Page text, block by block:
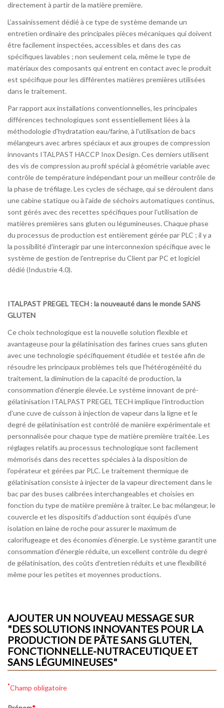
directement à partir de la matière première.
L’assainissement dédié à ce type de système demande un
entretien ordinaire des principales pièces mécaniques qui doivent
être facilement inspectées, accessibles et dans des cas
spécifiques lavables ; non seulement cela, même le type de
matériaux des composants qui entrent en contact avec le produit
est spécifique pour les différentes matières premières utilisées
dans le traitement.
Par rapport aux installations conventionnelles, les principales
différences technologiques sont essentiellement liées à la
méthodologie d'hydratation eau/farine, à l'utilisation de bacs
mélangeurs avec arbres spéciaux et aux groupes de compression
innovants ITALPAST HACCP Inox Design. Ces derniers utilisent
des vis de compression au profil spécial à géométrie variable avec
contrôle de température indépendant pour un meilleur contrôle de
la phase de tréfilage. Les cycles de séchage, qui se déroulent dans
une cabine statique ou à l'aide de séchoirs automatiques continus,
sont gérés avec des recettes spécifiques pour l'utilisation de
matières premières sans gluten ou légumineuses. Chaque phase
du processus de production est entièrement gérée par PLC ; il y a
la possibilité d'interagir par une interconnexion spécifique avec le
système de gestion de l'entreprise du Client par PC et logiciel
dédié (Industrie 4.0).
ITALPAST PREGEL TECH : la nouveauté dans le monde SANS
GLUTEN
Ce choix technologique est la nouvelle solution flexible et
avantageuse pour la gélatinisation des farines crues sans gluten
avec une technologie spécifiquement étudiée et testée afin de
résoudre les principaux problèmes tels que l’hétérogénéité du
traitement, la diminution de la capacité de production, la
consommation d'énergie élevée. Le système innovant de pré-
gélatinisation ITALPAST PREGEL TECH implique l’introduction
d'une cuve de cuisson à injection de vapeur dans la ligne et le
degré de gélatinisation est contrôlé de manière expérimentale et
personnalisée pour chaque type de matière première traitée. Les
réglages relatifs au processus technologique sont facilement
mémorisés dans des recettes spéciales à la disposition de
l'opérateur et gérées par PLC. Le traitement thermique de
gélatinisation consiste à injecter de la vapeur directement dans le
bac par des buses calibrées interchangeables et choisies en
fonction du type de matière première à traiter. Le bac mélangeur, le
couvercle et les dispositifs d'adduction sont équipés d'une
isolation en laine de roche pour assurer le maximum de
calorifugeage et des économies d'énergie. Le système garantit une
consommation d'énergie réduite, un excellent contrôle du degré
de gélatinisation, des coûts d’entretien réduits et une flexibilité
même pour les petites et moyennes productions.
AJOUTER UN NOUVEAU MESSAGE SUR
"DES SOLUTIONS INNOVANTES POUR LA
PRODUCTION DE PÂTE SANS GLUTEN,
FONCTIONNELLE-NUTRACEUTIQUE ET
SANS LÉGUMINEUSES"
*Champ obligatoire